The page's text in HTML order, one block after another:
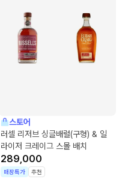
스토어
러셀 리저브 싱글배럴(구형) & 일
라이저 크레이그 스몰 배치
289,000
매장특가 추천